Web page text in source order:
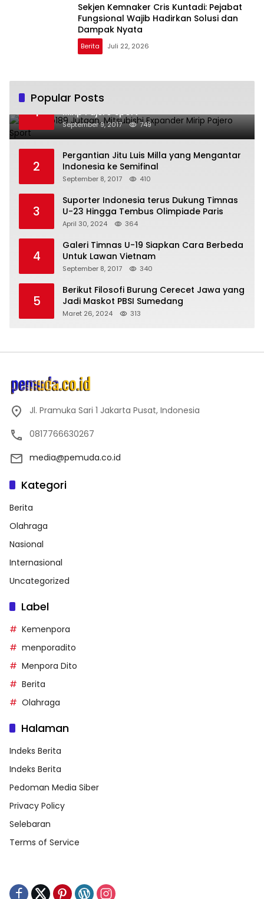
Sekjen Kemnaker Cris Kuntadi: Pejabat
Fungsional Wajib Hadirkan Solusi dan
Dampak Nyata
Berita Juli 22, 2026
Popular Posts
1
Harga Rp189 Jutaan, Mitsubishi Expander
Mirip Pajero Sport
September 9, 2017 749
2
Pergantian Jitu Luis Milla yang Mengantar
Indonesia ke Semifinal
September 8, 2017 410
3
Suporter Indonesia terus Dukung Timnas
U-23 Hingga Tembus Olimpiade Paris
April 30, 2024 364
4
Galeri Timnas U-19 Siapkan Cara Berbeda
Untuk Lawan Vietnam
September 8, 2017 340
5
Berikut Filosofi Burung Cerecet Jawa yang
Jadi Maskot PBSI Sumedang
Maret 26, 2024 313
Jl. Pramuka Sari 1 Jakarta Pusat, Indonesia
0817766630267
media@pemuda.co.id
Kategori
Berita
Olahraga
Nasional
Internasional
Uncategorized
Label
Kemenpora
menporadito
Menpora Dito
Berita
Olahraga
Halaman
Indeks Berita
Indeks Berita
Pedoman Media Siber
Privacy Policy
Selebaran
Terms of Service